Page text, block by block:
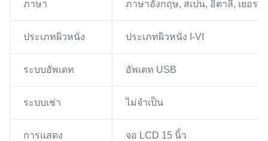
ภาษา ภาษาอังกฤษ, สเปน, อิตาลี, เยอรมั
ประเภทผิวหนัง ประเภทผิวหนัง I-VI
ระบบอัพเดท อัพเดท USB
ระบบเช่า ไม่จําเป็น
การแสดง จอ LCD 15 นิ้ว